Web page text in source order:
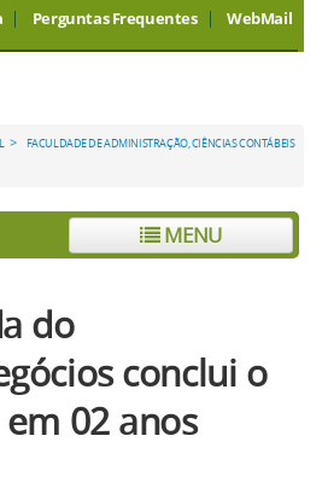
Perguntas Frequentes WebMail
>
FACULDADE DE ADMINISTRAÇÃO, CIÊNCIAS CONTÁBEIS
MENU
do
conclui o
02 anos